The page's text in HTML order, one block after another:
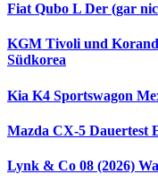
Fiat Qubo L Der (gar
KGM Tivoli und
Südkorea
Kia K4 Sportswagon
Mazda CX-5 Dauertest
Lynk & Co 08 (2026)